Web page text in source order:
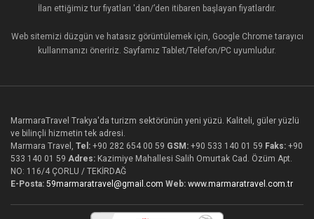
İlan ettiğimiz tur fiyatları 'dan/’den itibaren başlayan fiyatlardır.
Web sitemizi düzgün ve hatasız görüntülemek için, Google Chrome tarayıcı
kullanmanızı öneririz. Sayfamız Tablet/Telefon/PC uyumludur.
MarmaraTravel Trakya'da turizm sektörünün yeni yüzü. Kaliteli, güler yüzlü
ve bilinçli hizmetin tek adresi.
Marmara Travel, Tel: +90 282 654 00 59 GSM: +90 533 140 01 59 Faks: +90
533 140 01 59 Adres: Kazimiye Mahallesi Salih Omurtak Cad. Özüm Apt.
NO: 116/4 ÇORLU / TEKİRDAĞ
E-Posta: 59marmaratravel@gmail.com Web: www.marmaratravel.com.tr